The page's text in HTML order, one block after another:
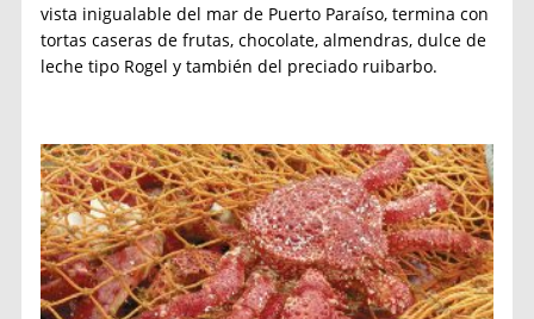
vista inigualable del mar de Puerto Paraíso, termina con
tortas caseras de frutas, chocolate, almendras, dulce de
leche tipo Rogel y también del preciado ruibarbo.